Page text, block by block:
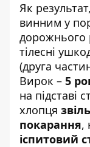
Як
винним у
дорожнього
тілесні
(друга
Вирок – 5
на підставі
хлопця
покарання,
іспитовий